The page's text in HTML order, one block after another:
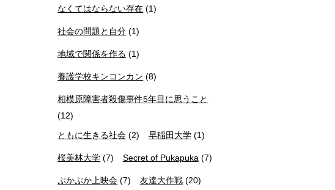
なくてはならない存在 (1)
社会の問題と自分 (1)
地域で関係を作る (1)
養護学校キンコンカン (8)
相模原障害者殺傷事件5年目に思うこと
(12)
ともに生きる社会 (2) 早稲田大学(1)
桜美林大学 (7) Secret of Pukapuka(7)
ぷかぷか上映会 (7) 友達大作戦(20)